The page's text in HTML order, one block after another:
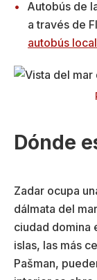
Autobús de
a través de
autobús local
Dónde
Zadar ocupa
dálmata del
ciudad domina
islas, las más
Pašman,